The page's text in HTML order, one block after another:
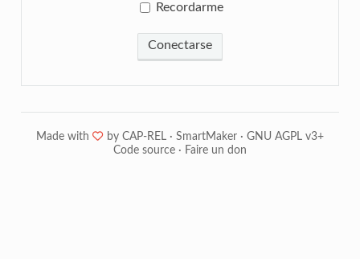
Recordarme
Conectarse
Made with ❤ by CAP-REL · SmartMaker · GNU AGPL v3+
Code source · Faire un don